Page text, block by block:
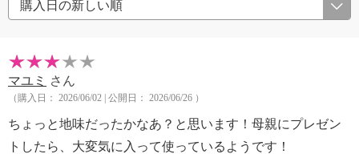
マユミ さん
（購入日： 2026/06/02 | 公開日： 2026/06/26 ）
ちょっと地味だったかなあ？と思います！母親にプレゼン
トしたら、大変気に入って使っているようです！